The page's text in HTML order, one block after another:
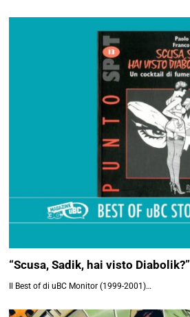
“Scusa, Sadik, hai visto Diabolik?”
Il Best of di uBC Monitor (1999-2001)…